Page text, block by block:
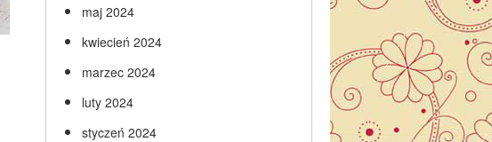
maj 2024
kwiecień 2024
marzec 2024
luty 2024
styczeń 2024